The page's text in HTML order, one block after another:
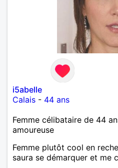
i5abelle
Calais - 44 ans
Femme célibataire de 44
amoureuse
Femme plutôt cool en
saura se démarquer et me